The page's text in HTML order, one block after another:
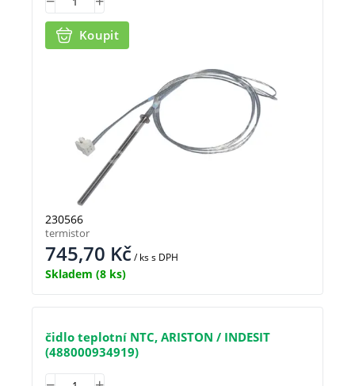
230566
745,70 Kč/ kss DPH
Skladem (8 ks)
Koupit
termistor
čidlo teplotní NTC, ARISTON / INDESIT
(488000934919)